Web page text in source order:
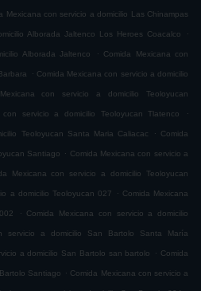
Mexicana con servicio a domicilio Las Chinampas
Alborada Jaltenco Los Heroes Coacalco .
Alborada Jaltenco . Comida Mexicana con
. Comida Mexicana con servicio a domicilio
con servicio a domicilio Teoloyucan
con servicio a domicilio Teoloyucan Tlatenco .
Teoloyucan Santa Maria Caliacac . Comida
Santiago . Comida Mexicana con servicio a
Mexicana con servicio a domicilio Teoloyucan
a domicilio Teoloyucan 027 . Comida Mexicana
. Comida Mexicana con servicio a domicilio
servicio a domicilio San Bartolo Santa María
a domicilio San Bartolo san bartolo . Comida
Santiago . Comida Mexicana con servicio a